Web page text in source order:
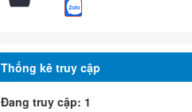
Thống kê truy cập
Đang truy cập: 1